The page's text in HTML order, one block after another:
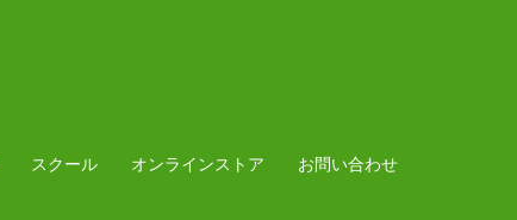
スクール オンラインストア お問い合わせ